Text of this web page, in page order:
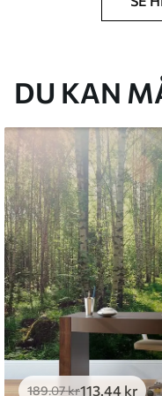
du har angivet, og
.33269.00kr/m²
and Stick
.67400.00 kr /m²
DU KAN
189.07kr113.44 kr